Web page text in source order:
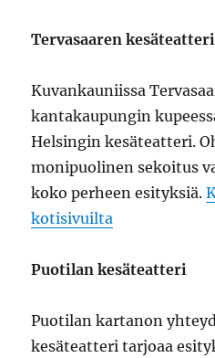
Tervasaaren kesäteatteri
Kuvankauniissa
kantakaupungin
Helsingin kesäteatteri.
monipuolinen sekoitus
koko perheen esityksiä.
kotisivuilta
Puotilan kesäteatteri
Puotilan kartanon
kesäteatteri tarjoaa